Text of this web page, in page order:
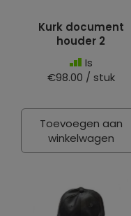
Kurk document
houder 2
Is
€98.00 / stuk
Toevoegen aan
winkelwagen